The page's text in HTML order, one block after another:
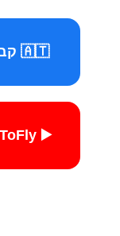
🇦🇹 קבוצת וינה למטיילים
▶️ YouTube - WhereToFly